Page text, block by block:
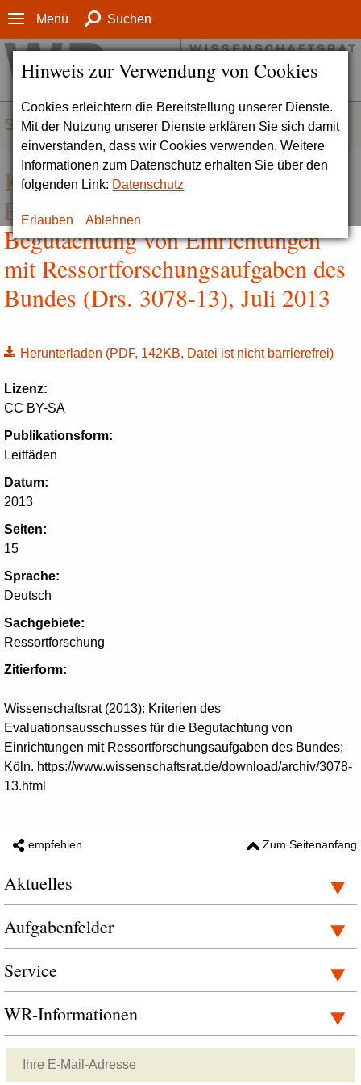
Hinweis zur Verwendung von Cookies
Cookies erleichtern die Bereitstellung unserer Dienste.
Mit der Nutzung unserer Dienste erklären Sie sich damit
einverstanden, dass wir Cookies verwenden. Weitere
Informationen zum Datenschutz erhalten Sie über den
folgenden Link: Datenschutz
Erlauben Ablehnen
Menü Suchen
SERVICE
Kriterien des
Evaluationsausschusses für die
Begutachtung von Einrichtungen
mit Ressortforschungsaufgaben des
Bundes (Drs. 3078-13), Juli 2013
Herunterladen (PDF, 142KB, Datei ist nicht barrierefrei)
Lizenz:
CC BY-SA
Publikationsform:
Leitfäden
Datum:
2013
Seiten:
15
Sprache:
Deutsch
Sachgebiete:
Ressortforschung
Zitierform:
Wissenschaftsrat (2013): Kriterien des
Evaluationsausschusses für die Begutachtung von
Einrichtungen mit Ressortforschungsaufgaben des Bundes;
Köln. https://www.wissenschaftsrat.de/download/archiv/3078-
13.html
empfehlen Zum Seitenanfang
Aktuelles
Aufgabenfelder
Service
WR-Informationen